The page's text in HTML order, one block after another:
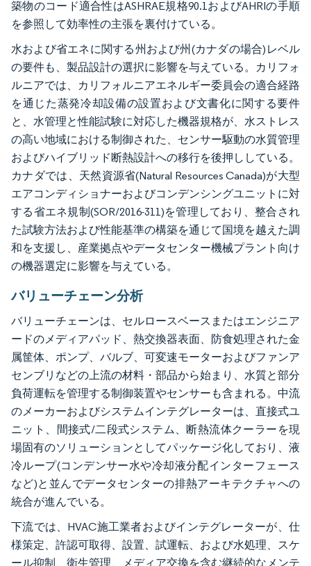
築物のコード適合性はASHRAE規格90.1およびAHRIの手順
を参照して効率性の主張を裏付けている。
水および省エネに関する州および州(カナダの場合)レベル
の要件も、製品設計の選択に影響を与えている。カリフォ
ルニアでは、カリフォルニアエネルギー委員会の適合経路
を通じた蒸発冷却設備の設置および文書化に関する要件
と、水管理と性能試験に対応した機器規格が、水ストレス
の高い地域における制御された、センサー駆動の水質管理
およびハイブリッド断熱設計への移行を後押ししている。
カナダでは、天然資源省(Natural Resources Canada)が大型
エアコンディショナーおよびコンデンシングユニットに対
する省エネ規制(SOR/2016-311)を管理しており、整合され
た試験方法および性能基準の構築を通じて国境を越えた調
和を支援し、産業拠点やデータセンター機械プラント向け
の機器選定に影響を与えている。
バリューチェーン分析
バリューチェーンは、セルロースベースまたはエンジニア
ードのメディアパッド、熱交換器表面、防食処理された金
属筐体、ポンプ、バルブ、可変速モーターおよびファンア
センブリなどの上流の材料・部品から始まり、水質と部分
負荷運転を管理する制御装置やセンサーも含まれる。中流
のメーカーおよびシステムインテグレーターは、直接式ユ
ニット、間接式/二段式システム、断熱流体クーラーを現
場固有のソリューションとしてパッケージ化しており、液
冷ループ(コンデンサー水や冷却液分配インターフェース
など)と並んでデータセンターの排熱アーキテクチャへの
統合が進んでいる。
下流では、HVAC施工業者およびインテグレーターが、仕
様策定、許認可取得、設置、試運転、および水処理、スケ
ール抑制、衛生管理、メディア交換を含む継続的なメンテ